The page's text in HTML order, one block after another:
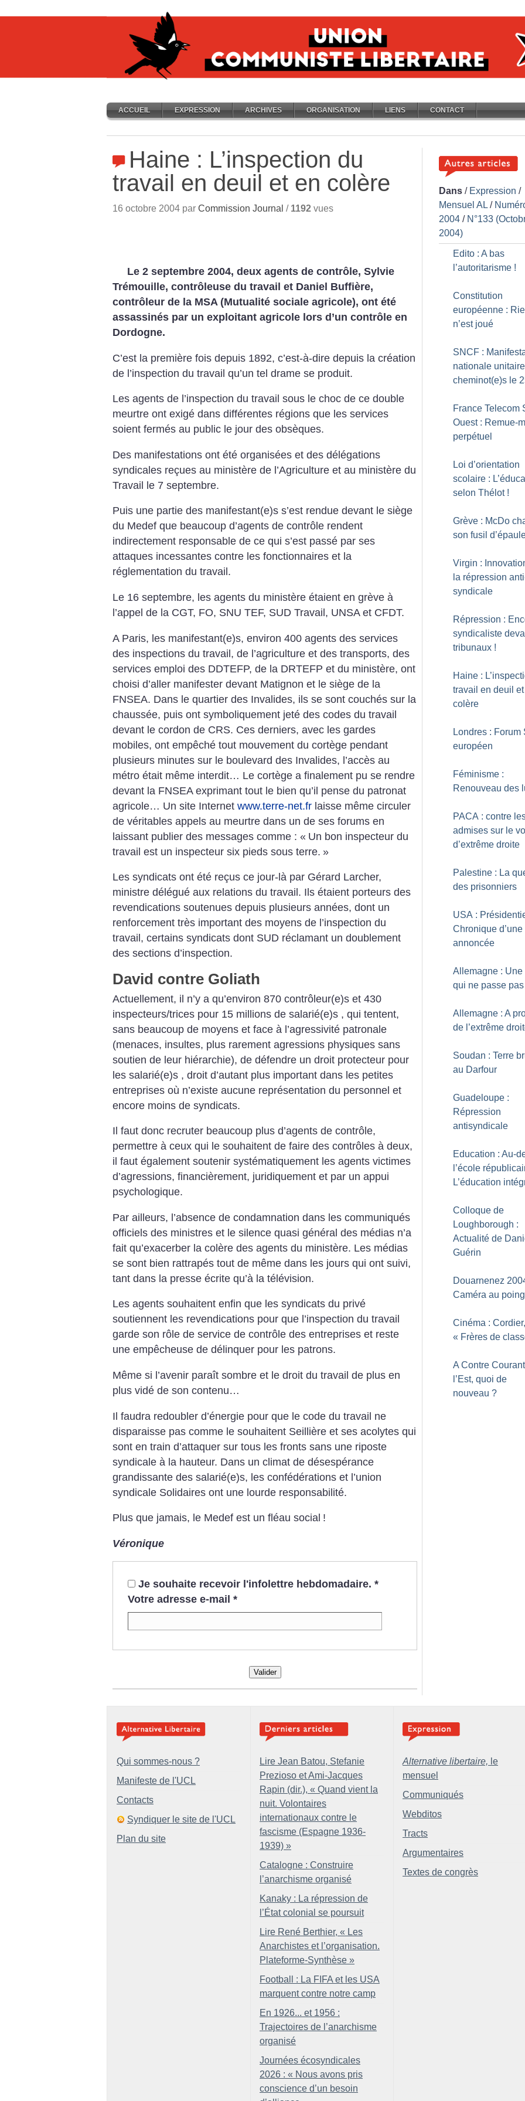
ACCUEIL EXPRESSION ARCHIVES ORGANISATION LIENS CONTACT
Haine : L’inspection du
travail en deuil et en colère
16 octobre 2004 par Commission Journal / 1192 vues
Le 2 septembre 2004, deux agents de contrôle, Sylvie
Trémouille, contrôleuse du travail et Daniel Buffière,
contrôleur de la MSA (Mutualité sociale agricole), ont été
assassinés par un exploitant agricole lors d’un contrôle en
Dordogne.
C’est la première fois depuis 1892, c’est-à-dire depuis la création
de l’inspection du travail qu’un tel drame se produit.
Les agents de l’inspection du travail sous le choc de ce double
meurtre ont exigé dans différentes régions que les services
soient fermés au public le jour des obsèques.
Des manifestations ont été organisées et des délégations
syndicales reçues au ministère de l’Agriculture et au ministère du
Travail le 7 septembre.
Puis une partie des manifestant(e)s s’est rendue devant le siège
du Medef que beaucoup d’agents de contrôle rendent
indirectement responsable de ce qui s’est passé par ses
attaques incessantes contre les fonctionnaires et la
réglementation du travail.
Le 16 septembre, les agents du ministère étaient en grève à
l’appel de la CGT, FO, SNU TEF, SUD Travail, UNSA et CFDT.
A Paris, les manifestant(e)s, environ 400 agents des services
des inspections du travail, de l’agriculture et des transports, des
services emploi des DDTEFP, de la DRTEFP et du ministère, ont
choisi d’aller manifester devant Matignon et le siège de la
FNSEA. Dans le quartier des Invalides, ils se sont couchés sur la
chaussée, puis ont symboliquement jeté des codes du travail
devant le cordon de CRS. Ces derniers, avec les gardes
mobiles, ont empêché tout mouvement du cortège pendant
plusieurs minutes sur le boulevard des Invalides, l’accès au
métro était même interdit… Le cortège a finalement pu se rendre
devant la FNSEA exprimant tout le bien qu’il pense du patronat
agricole… Un site Internet www.terre-net.fr laisse même circuler
de véritables appels au meurtre dans un de ses forums en
laissant publier des messages comme : « Un bon inspecteur du
travail est un inspecteur six pieds sous terre. »
Les syndicats ont été reçus ce jour-là par Gérard Larcher,
ministre délégué aux relations du travail. Ils étaient porteurs des
revendications soutenues depuis plusieurs années, dont un
renforcement très important des moyens de l’inspection du
travail, certains syndicats dont SUD réclamant un doublement
des sections d’inspection.
David contre Goliath
Actuellement, il n’y a qu’environ 870 contrôleur(e)s et 430
inspecteurs/trices pour 15 millions de salarié(e)s , qui tentent,
sans beaucoup de moyens et face à l’agressivité patronale
(menaces, insultes, plus rarement agressions physiques sans
soutien de leur hiérarchie), de défendre un droit protecteur pour
les salarié(e)s , droit d’autant plus important dans les petites
entreprises où n’existe aucune représentation du personnel et
encore moins de syndicats.
Il faut donc recruter beaucoup plus d’agents de contrôle,
permettre à ceux qui le souhaitent de faire des contrôles à deux,
il faut également soutenir systématiquement les agents victimes
d’agressions, financièrement, juridiquement et par un appui
psychologique.
Par ailleurs, l’absence de condamnation dans les communiqués
officiels des ministres et le silence quasi général des médias n’a
fait qu’exacerber la colère des agents du ministère. Les médias
se sont bien rattrapés tout de même dans les jours qui ont suivi,
tant dans la presse écrite qu’à la télévision.
Les agents souhaitent enfin que les syndicats du privé
soutiennent les revendications pour que l’inspection du travail
garde son rôle de service de contrôle des entreprises et reste
une empêcheuse de délinquer pour les patrons.
Même si l’avenir paraît sombre et le droit du travail de plus en
plus vidé de son contenu…
Il faudra redoubler d’énergie pour que le code du travail ne
disparaisse pas comme le souhaitent Seillière et ses acolytes qui
sont en train d’attaquer sur tous les fronts sans une riposte
syndicale à la hauteur. Dans un climat de désespérance
grandissante des salarié(e)s, les confédérations et l’union
syndicale Solidaires ont une lourde responsabilité.
Plus que jamais, le Medef est un fléau social !
Véronique
Je souhaite recevoir l'infolettre hebdomadaire. *
Votre adresse e-mail *
Valider
Dans / Expression /
Mensuel AL /
2004 / N°133
2004)
Edito : A bas
l’autoritarisme !
Constitution
européenne :
n’est joué
SNCF :
nationale
cheminot(e)s le
France Telecom
Ouest : Remue-
perpétuel
Loi d’orientation
scolaire :
selon Thélot !
Grève : McDo
son fusil
Virgin :
la répression
syndicale
Répression :
syndicaliste
tribunaux !
Haine :
travail en deuil et
colère
Londres : Forum
européen
Féminisme :
Renouveau des
PACA : contre
admises sur le
d’extrême droite
Palestine : La
des prisonniers
USA :
Chronique
annoncée
Allemagne : Une
qui ne passe pas
Allemagne : A
de l’extrême
Soudan : Terre
au Darfour
Guadeloupe :
Répression
antisyndicale
Education : Au-
l’école
L’éducation
Colloque de
Loughborough :
Actualité de
Guérin
Douarnenez
Caméra au poing
Cinéma : Cordier,
« Frères de
A Contre
l’Est, quoi de
nouveau ?
Qui sommes-nous ?
Manifeste de l'UCL
Contacts
Syndiquer le site de l'UCL
Plan du site
Lire Jean Batou, Stefanie
Prezioso et Ami-Jacques
Rapin (dir.), « Quand vient la
nuit. Volontaires
internationaux contre le
fascisme (Espagne 1936-
1939) »
Catalogne : Construire
l’anarchisme organisé
Kanaky : La répression de
l’État colonial se poursuit
Lire René Berthier, « Les
Anarchistes et l’organisation.
Plateforme-Synthèse »
Football : La FIFA et les USA
marquent contre notre camp
En 1926... et 1956 :
Trajectoires de l’anarchisme
organisé
Journées écosyndicales
2026 : « Nous avons pris
conscience d’un besoin
Alternative libertaire, le
mensuel
Communiqués
Webditos
Tracts
Argumentaires
Textes de congrès